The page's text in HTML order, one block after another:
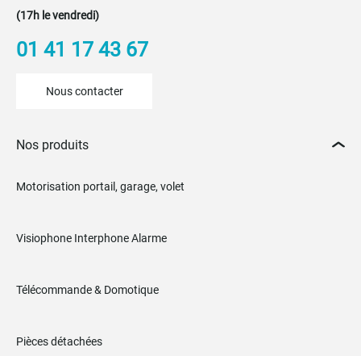
(17h le vendredi)
01 41 17 43 67
Nous contacter
Nos produits
Motorisation portail, garage, volet
Visiophone Interphone Alarme
Télécommande & Domotique
Pièces détachées